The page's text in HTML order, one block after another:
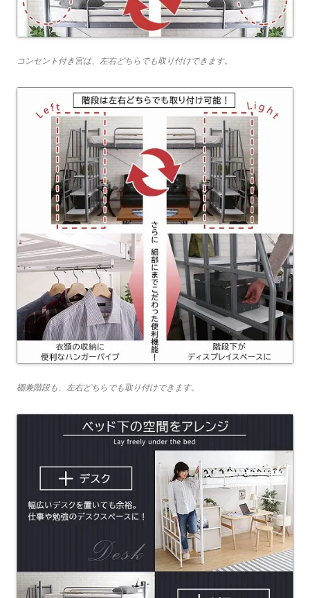
コンセント付き宮は、左右どちらでも取り付けできます。
棚兼階段も、左右どちらでも取り付けできます。